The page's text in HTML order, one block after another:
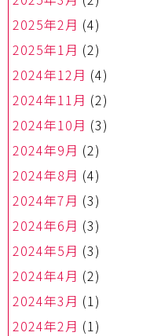
2025年2月 (4)
2025年1月 (2)
2024年12月 (4)
2024年11月 (2)
2024年10月 (3)
2024年9月 (2)
2024年8月 (4)
2024年7月 (3)
2024年6月 (3)
2024年5月 (3)
2024年4月 (2)
2024年3月 (1)
2024年2月 (1)